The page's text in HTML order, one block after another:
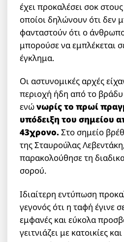
έχει προκαλέσει σοκ
οποίοι δηλώνουν ότι δεν
φανταστούν ότι ο
μπορούσε να εμπλέκεται
έγκλημα.
Οι αστυνομικές αρχές
περιοχή ήδη από το
ενώνωρίς το πρωί
υπόδειξη του σημείου
43χρονο.Στο σημείο
της Σταυρούλας
παρακολούθησε τη
σορού.
Ιδιαίτερη εντύπωση
γεγονός ότι η ταφή έγινε
εμφανές και εύκολα
γειτνιάζει με κατοικίες